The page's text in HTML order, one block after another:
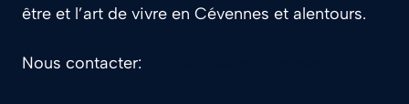
être et l’art de vivre en Cévennes et alentours.
Nous contacter: